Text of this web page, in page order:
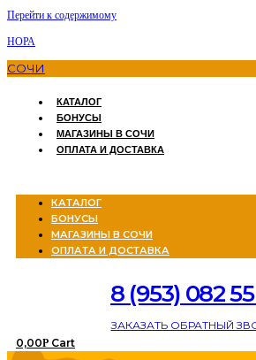
Перейти к содержимому
НОРА
СОЧИ
КАТАЛОГ
БОНУСЫ
МАГАЗИНЫ В СОЧИ
ОПЛАТА И ДОСТАВКА
КАТАЛОГ
БОНУСЫ
МАГАЗИНЫ В СОЧИ
ОПЛАТА И ДОСТАВКА
8 (953) 082
ЗАКАЗАТЬ ОБРАТНЫЙ
0,00Р Cart